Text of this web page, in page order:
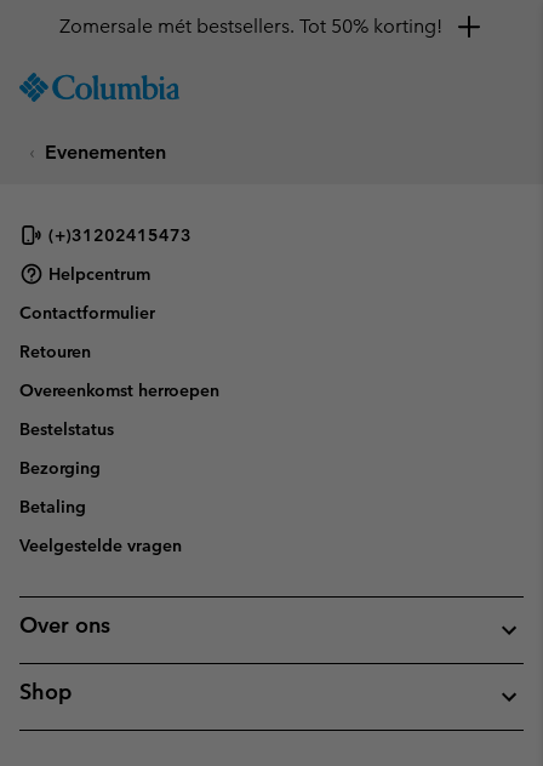
TO
SKIP
NAV
SKIP
SEARCH
Zomersale mét bestsellers. Tot 50% korting!
Evenementen
(+)31202415473
Helpcentrum
Contactformulier
Retouren
Overeenkomst herroepen
Bestelstatus
Bezorging
Betaling
Veelgestelde vragen
Over ons
Shop